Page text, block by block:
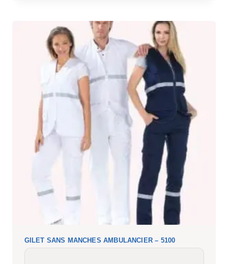
GILET SANS MANCHES AMBULANCIER – 5100